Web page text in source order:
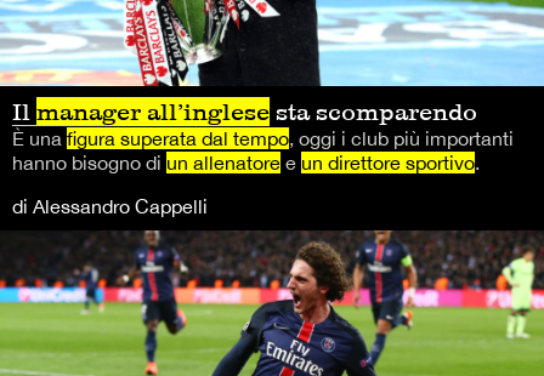
Il manager all’inglese sta scomparendo
È una figura superata dal tempo, oggi i club più importanti
hanno bisogno di un allenatore e un direttore sportivo.
di Alessandro Cappelli